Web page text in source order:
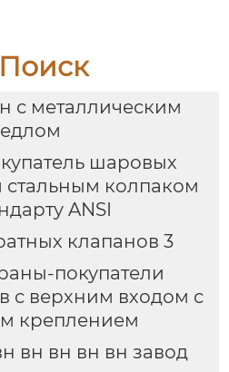
Поиск
с металлическим
шаровых
стальным колпаком
ANSI
клапанов 3
покупатели
с верхним входом с
креплением
вн вн вн вн завод